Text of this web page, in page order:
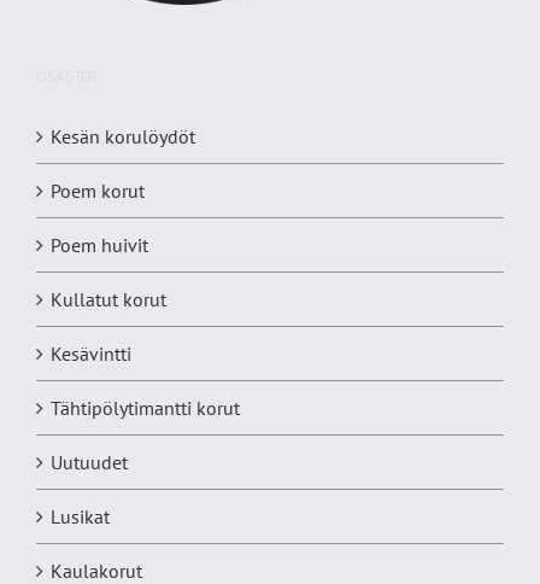
Kesän korulöydöt
Poem korut
Poem huivit
Kullatut korut
Kesävintti
Tähtipölytimantti korut
Uutuudet
Lusikat
Kaulakorut